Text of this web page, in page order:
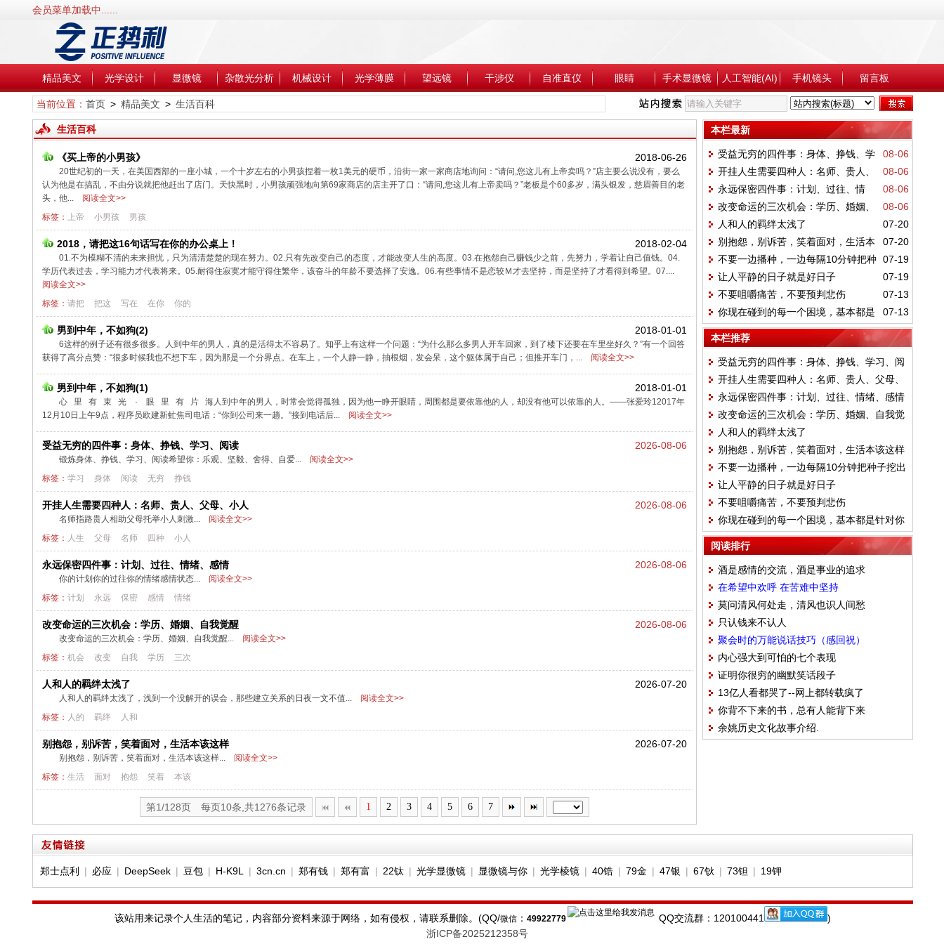
会员菜单加载中......
精品美文 光学设计 显微镜 杂散光分析 机械设计 光学薄膜 望远镜 干涉仪 自准直仪 眼睛 手术显微镜 人工智能(AI) 手机镜头 留言板
当前位置： 首页> 精品美文 > 生活百科
生活百科
2018-06-26
《买上帝的小男孩》
20世纪初的一天，在美国西部的一座小城，一个十岁左右的小男孩捏着一枚1美元的硬币，沿街一家一家商店地询问：“请问,您这儿有上帝卖吗？”店主要么说没有，要么
认为他是在搞乱，不由分说就把他赶出了店门。天快黑时，小男孩顽强地向第69家商店的店主开了口：“请问,您这儿有上帝卖吗？”老板是个60多岁，满头银发，慈眉善目的老
头，他...
阅读全文>>
标签：
上帝 小男孩 男孩
2018-02-04
2018，请把这16句话写在你的办公桌上！
01.不为模糊不清的未来担忧，只为清清楚楚的现在努力。02.只有先改变自己的态度，才能改变人生的高度。03.在抱怨自己赚钱少之前，先努力，学着让自己值钱。04.
学历代表过去，学习能力才代表将来。05.耐得住寂寞才能守得住繁华，该奋斗的年龄不要选择了安逸。06.有些事情不是恋较Ｍ才去坚持，而是坚持了才看得到希望。07....
阅读全文>>
标签： 请把 把这 写在 在你 你的
2018-01-01
男到中年，不如狗(2)
6这样的例子还有很多很多。人到中年的男人，真的是活得太不容易了。知乎上有这样一个问题：“为什么那么多男人开车回家，到了楼下还要在车里坐好久？”有一个回答
获得了高分点赞：“很多时候我也不想下车，因为那是一个分界点。在车上，一个人静一静，抽根烟，发会呆，这个躯体属于自己；但推开车门，...
阅读全文>>
2018-01-01
男到中年，不如狗(1)
心 里 有 束 光 · 眼 里 有 片 海人到中年的男人，时常会觉得孤独，因为他一睁开眼睛，周围都是要依靠他的人，却没有他可以依靠的人。——张爱玲12017年
12月10日上午9点，程序员欧建新虻焦司电话：“你到公司来一趟。”接到电话后...
阅读全文>>
2026-08-06
受益无穷的四件事：身体、挣钱、学习、阅读
锻炼身体、挣钱、学习、阅读希望你：乐观、坚毅、舍得、自爱...
阅读全文>>
标签： 学习 身体 阅读 无穷 挣钱
2026-08-06
开挂人生需要四种人：名师、贵人、父母、小人
名师指路贵人相助父母托举小人刺激...
阅读全文>>
标签： 人生 父母 名师 四种 小人
2026-08-06
永远保密四件事：计划、过往、情绪、感情
你的计划你的过往你的情绪感情状态...
阅读全文>>
标签： 计划 永远 保密 感情 情绪
2026-08-06
改变命运的三次机会：学历、婚姻、自我觉醒
改变命运的三次机会：学历、婚姻、自我觉醒...
阅读全文>>
标签： 机会 改变 自我 学历 三次
2026-07-20
人和人的羁绊太浅了
人和人的羁绊太浅了，浅到一个没解开的误会，那些建立关系的日夜一文不值...
阅读全文>>
标签： 人的 羁绊 人和
2026-07-20
别抱怨，别诉苦，笑着面对，生活本该这样
别抱怨，别诉苦，笑着面对，生活本该这样...
阅读全文>>
标签： 生活 面对 抱怨 笑着 本该
第1/128页 每页10条,共1276条记录 1 2 3 4 5 6 7
本栏最新
08-06
受益无穷的四件事：身体、挣钱、学
习、阅读
08-06
开挂人生需要四种人：名师、贵人、
父母、小人
08-06
永远保密四件事：计划、过往、情
绪、感情
08-06
改变命运的三次机会：学历、婚姻、
自我觉醒
07-20
人和人的羁绊太浅了
07-20
别抱怨，别诉苦，笑着面对，生活本
该这样
07-19
不要一边播种，一边每隔10分钟把种
子挖出来看看有没有发芽
07-19
让人平静的日子就是好日子
07-13
不要咀嚼痛苦，不要预判悲伤
07-13
你现在碰到的每一个困境，基本都是
针对你性格的弱点而量身定制的
本栏推荐
受益无穷的四件事：身体、挣钱、学习、阅
读
开挂人生需要四种人：名师、贵人、父母、
小人
永远保密四件事：计划、过往、情绪、感情
改变命运的三次机会：学历、婚姻、自我觉
醒
人和人的羁绊太浅了
别抱怨，别诉苦，笑着面对，生活本该这样
不要一边播种，一边每隔10分钟把种子挖出
来看看有没有发芽
让人平静的日子就是好日子
不要咀嚼痛苦，不要预判悲伤
你现在碰到的每一个困境，基本都是针对你
性格的弱点而量身定制的
阅读排行
酒是感情的交流，酒是事业的追求
在希望中欢呼 在苦难中坚持
莫问清风何处走，清风也识人间愁
只认钱来不认人
聚会时的万能说话技巧（感回祝）
内心强大到可怕的七个表现
证明你很穷的幽默笑话段子
13亿人看都哭了--网上都转载疯了
你背不下来的书，总有人能背下来
余姚历史文化故事介绍.
郑士点利 | 必应 | DeepSeek| 豆包| H-K9L | 3cn.cn | 郑有钱| 郑有富 | 22钛| 光学显微镜| 显微镜与你| 光学棱镜| 40锆| 79金 | 47银 | 67钬 | 73钽 | 19钾
该站用来记录个人生活的笔记，内容部分资料来源于网络，如有侵权，请联系删除。(QQ/微信： 49922779 QQ交流群：120100441
)
浙ICP备2025212358号